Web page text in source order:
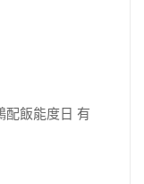
配飯能度日 有